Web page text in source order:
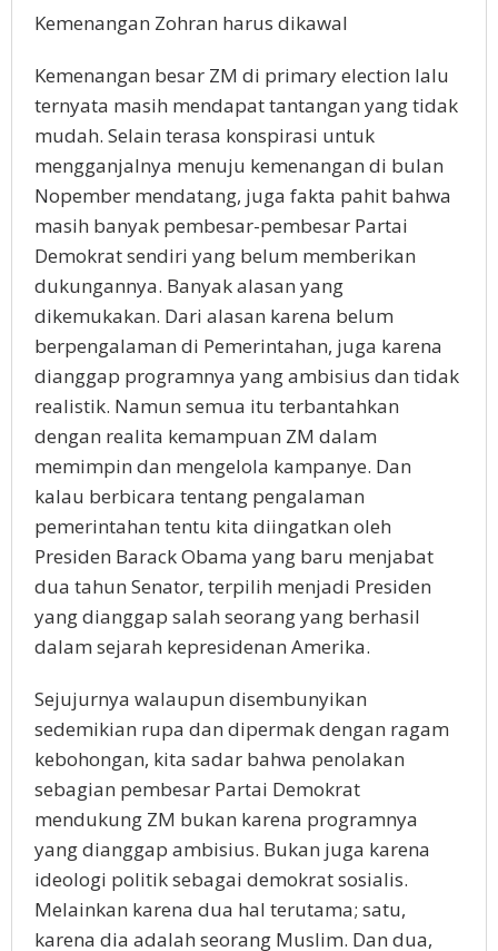
Kemenangan Zohran harus dikawal
Kemenangan besar ZM di primary election lalu
ternyata masih mendapat tantangan yang tidak
mudah. Selain terasa konspirasi untuk
mengganjalnya menuju kemenangan di bulan
Nopember mendatang, juga fakta pahit bahwa
masih banyak pembesar-pembesar Partai
Demokrat sendiri yang belum memberikan
dukungannya. Banyak alasan yang
dikemukakan. Dari alasan karena belum
berpengalaman di Pemerintahan, juga karena
dianggap programnya yang ambisius dan tidak
realistik. Namun semua itu terbantahkan
dengan realita kemampuan ZM dalam
memimpin dan mengelola kampanye. Dan
kalau berbicara tentang pengalaman
pemerintahan tentu kita diingatkan oleh
Presiden Barack Obama yang baru menjabat
dua tahun Senator, terpilih menjadi Presiden
yang dianggap salah seorang yang berhasil
dalam sejarah kepresidenan Amerika.
Sejujurnya walaupun disembunyikan
sedemikian rupa dan dipermak dengan ragam
kebohongan, kita sadar bahwa penolakan
sebagian pembesar Partai Demokrat
mendukung ZM bukan karena programnya
yang dianggap ambisius. Bukan juga karena
ideologi politik sebagai demokrat sosialis.
Melainkan karena dua hal terutama; satu,
karena dia adalah seorang Muslim. Dan dua,